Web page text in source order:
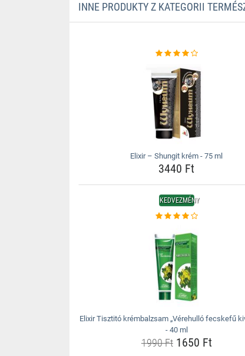
INNE PRODUKTY Z KATEGORII
Elixir – Shungit krém - 75 ml
3440 Ft
KEDVEZMÉNY
Elixir Tisztitó krémbalzsam „Vérehulló fecskefű
- 40 ml
1990 Ft1650 Ft